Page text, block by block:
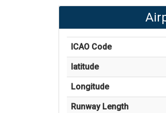
ICAO Code
latitude
Longitude
Runway Length